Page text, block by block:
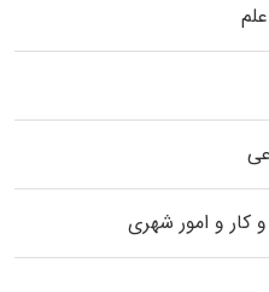
و امور شهری